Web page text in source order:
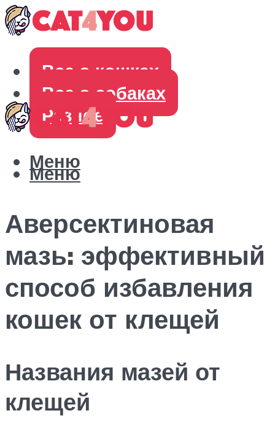
Все о кошках
Все о собаках
Разное
Меню
Меню
Аверсектиновая
мазь: эффективный
способ избавления
кошек от клещей
Названия мазей от
клещей